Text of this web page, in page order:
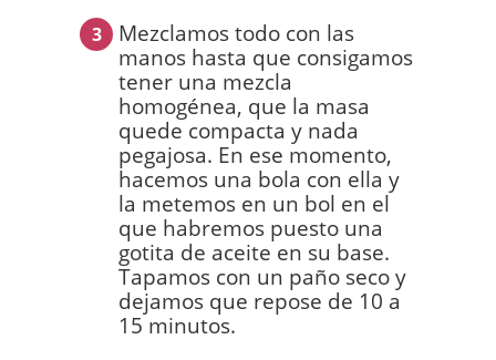
3
Mezclamos todo con las
manos hasta que consigamos
tener una mezcla
homogénea, que la masa
quede compacta y nada
pegajosa. En ese momento,
hacemos una bola con ella y
la metemos en un bol en el
que habremos puesto una
gotita de aceite en su base.
Tapamos con un paño seco y
dejamos que repose de 10 a
15 minutos.